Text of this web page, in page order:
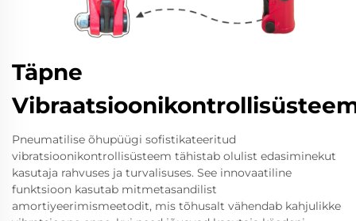
Täpne
Pneumatilise õhupüügi sofistikateeritud
vibratsioonikontrollisüsteem tähistab olulist edasiminekut
kasutaja rahvuses ja turvalisuses. See innovaatiline
funktsioon kasutab mitmetasandilist
amortiyeerimismeetodit, mis tõhusalt vähendab kahjulikke